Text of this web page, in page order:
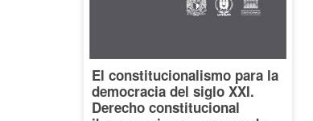
El constitucionalismo para la
democracia del siglo XXI.
Derecho constitucional